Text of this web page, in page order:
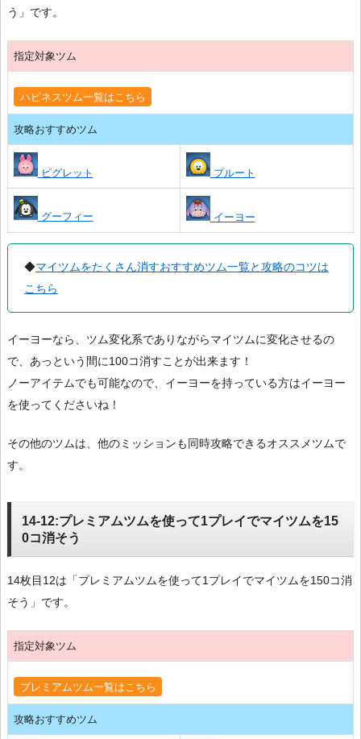
う」です。
指定対象ツム
ハピネスツム一覧はこちら
攻略おすすめツム
ピグレット プルート
グーフィー イーヨー
◆マイツムをたくさん消すおすすめツム一覧と攻略のコツは
こちら
イーヨーなら、ツム変化系でありながらマイツムに変化させるの
で、あっという間に100コ消すことが出来ます！
ノーアイテムでも可能なので、イーヨーを持っている方はイーヨー
を使ってくださいね！
その他のツムは、他のミッションも同時攻略できるオススメツムで
す。
14-12:プレミアムツムを使って1プレイでマイツムを15
0コ消そう
14枚目12は「プレミアムツムを使って1プレイでマイツムを150コ消
そう」です。
指定対象ツム
プレミアムツム一覧はこちら
攻略おすすめツム